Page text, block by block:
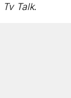
Tv Talk.